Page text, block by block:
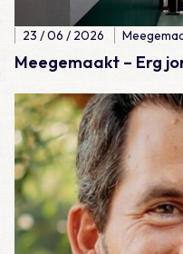
Meegemaakt – Erg
23 / 06 / 2026
Lees meer over